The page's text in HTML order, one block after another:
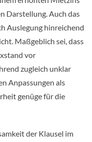
Darstellung. Auch das
Auslegung hinreichend
Maßgeblich sei, dass
vor
zugleich unklar
Anpassungen als
genüge für die
der Klausel im